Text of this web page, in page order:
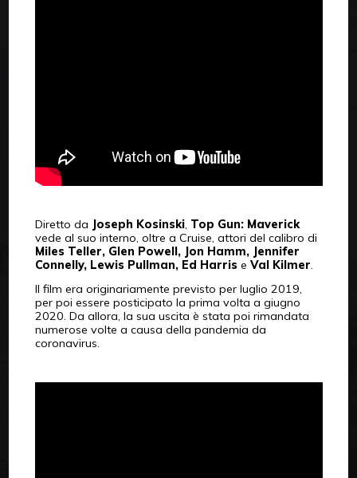
Diretto da Joseph Kosinski, Top Gun: Maverick
vede al suo interno, oltre a Cruise, attori del calibro di
Miles Teller, Glen Powell, Jon Hamm, Jennifer
Connelly, Lewis Pullman, Ed Harrise Val Kilmer.
Il film era originariamente previsto per luglio 2019,
per poi essere posticipato la prima volta a giugno
2020. Da allora, la sua uscita è stata poi rimandata
numerose volte a causa della pandemia da
coronavirus.